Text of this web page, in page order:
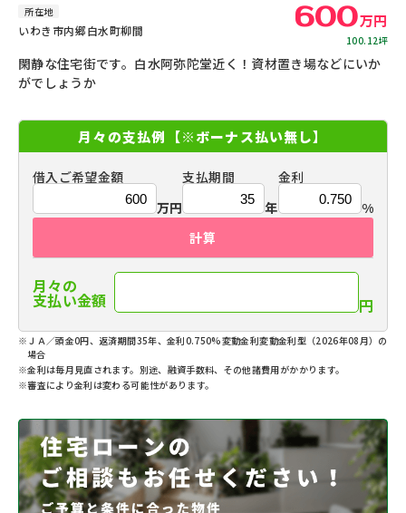
所在地
いわき市内郷白水町柳間 600万円
100.12坪
閑静な住宅街です。白水阿弥陀堂近く！資材置き場などにいか
がでしょうか
月々の支払例 【※ボーナス払い無し】
借入ご希望金額
万円
支払期間
年
金利
%
計算
月々の
支払い金額 円
※ＪＡ／頭金0円、返済期間35年、金利0.750%変動金利変動金利型（2026年08月）の
場合
※金利は毎月見直されます。別途、融資手数料、その他諸費用がかかります。
※審査により金利は変わる可能性があります。